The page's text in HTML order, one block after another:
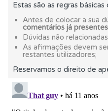
Perfil Tem um histórico
Testes O teste "Difícil"
Conta Crie uma conta
Questões Consulte as
Estas são as regras
Antes de colocar a sua
comentários já presentes
Dúvidas não
As afirmações devem
restantes utilizadores;
Reservamos o direito de